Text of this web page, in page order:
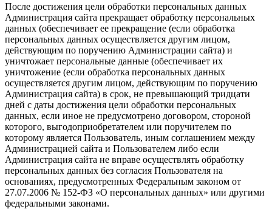
После достижения цели обработки персональных данных
Администрация сайта прекращает обработку персональных
данных (обеспечивает ее прекращение (если обработка
персональных данных осуществляется другим лицом,
действующим по поручению Администрации сайта) и
уничтожает персональные данные (обеспечивает их
уничтожение (если обработка персональных данных
осуществляется другим лицом, действующим по поручению
Администрация сайта) в срок, не превышающий тридцати
дней с даты достижения цели обработки персональных
данных, если иное не предусмотрено договором, стороной
которого, выгодоприобретателем или поручителем по
которому является Пользователь, иным соглашением между
Администрацией сайта и Пользователем либо если
Администрация сайта не вправе осуществлять обработку
персональных данных без согласия Пользователя на
основаниях, предусмотренных Федеральным законом от
27.07.2006 № 152-ФЗ «О персональных данных» или другими
федеральными законами.